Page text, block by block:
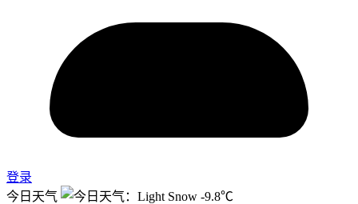
登录
今日天气
-9.8℃